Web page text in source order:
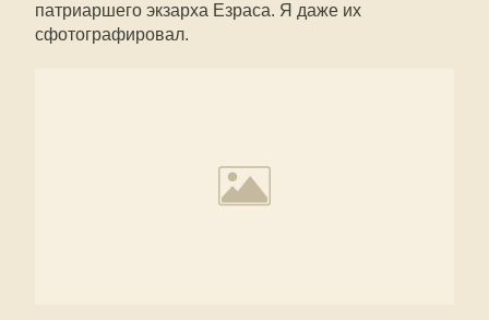
патриаршего экзарха Езраса. Я даже их
сфотографировал.